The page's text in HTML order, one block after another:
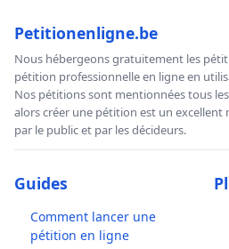
Petitionenligne.be
Nous hébergeons gratuitement les
pétition professionnelle en ligne en
Nos pétitions sont mentionnées tous
alors créer une pétition est un excellent
par le public et par les décideurs.
Guides
Comment lancer une
pétition en ligne